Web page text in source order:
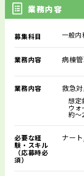
業務内容
募集科目 一般
業務内容 病棟
業務内容 救急
想定
ウ
約～
必要な経
験・スキル
（応募時必
須）
ナー